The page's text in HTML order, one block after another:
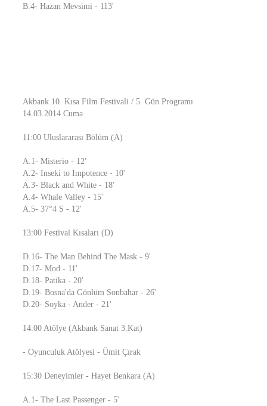
B.4- Hazan Mevsimi - 113'
Akbank 10. Kısa Film Festivali / 5. Gün Programı
14.03.2014 Cuma
11:00 Uluslararası Bölüm (A)
A.1- Misterio - 12'
A.2- Inseki to Impotence - 10'
A.3- Black and White - 18'
A.4- Whale Valley - 15'
A.5- 37°4 S - 12'
13:00 Festival Kısaları (D)
D.16- The Man Behind The Mask - 9'
D.17- Mod - 11'
D.18- Patika - 20'
D.19- Bosna'da Gönlüm Sonbahar - 26'
D.20- Soyka - Ander - 21'
14:00 Atölye (Akbank Sanat 3.Kat)
- Oyunculuk Atölyesi - Ümit Çırak
15:30 Deneyimler - Hayet Benkara (A)
A.1- The Last Passenger - 5'